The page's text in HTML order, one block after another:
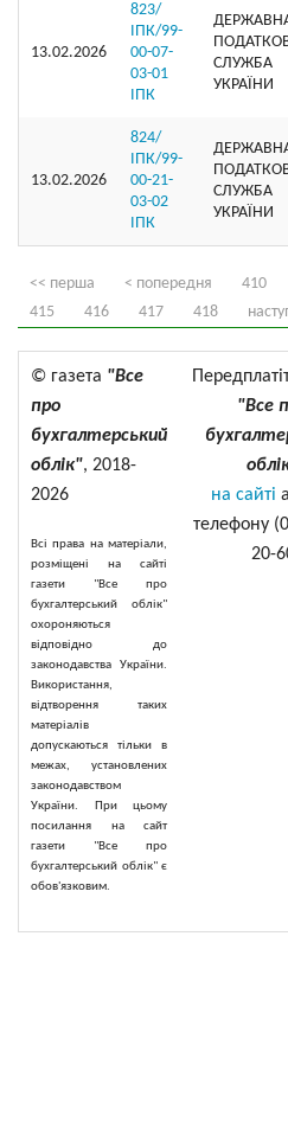
13.02.2026
823/
ІПК/99-
00-07-
03-01
ІПК
СЛУЖБА
УКРАЇНИ
13.02.2026
824/
ІПК/99-
00-21-
03-02
ІПК
СЛУЖБА
УКРАЇНИ
<< перша < попередня 410
415
416 417 418
© газета "Все
про
бухгалтерський
облік", 2018-
2026
Всі права на матеріали,
розміщені на сайті
газети "Все про
бухгалтерський облік"
охороняються
відповідно до
законодавства України.
Використання,
відтворення таких
матеріалів
допускаються тільки в
межах, установлених
законодавством
України. При цьому
посилання на сайт
газети "Все про
бухгалтерський облік" є
обов'язковим.
"Все
на сайті
телефону
20-